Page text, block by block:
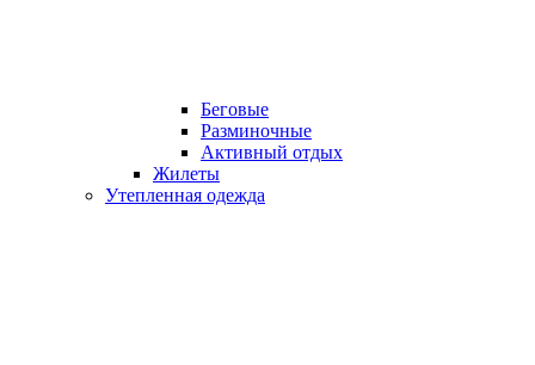
Беговые
Разминочные
Активный отдых
Жилеты
Утепленная одежда